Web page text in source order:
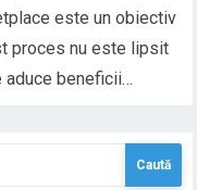
este un obiectiv
proces nu este lipsit
aduce beneficii
cu complexitatea